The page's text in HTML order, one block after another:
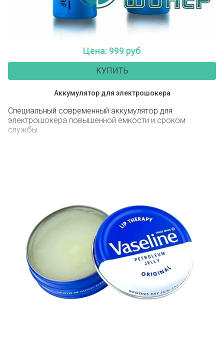
Цена: 999 руб
КУПИТЬ
Аккумулятор для электрошокера
Специальный современный аккумулятор для
электрошокера повышенной емкости и сроком
службы.